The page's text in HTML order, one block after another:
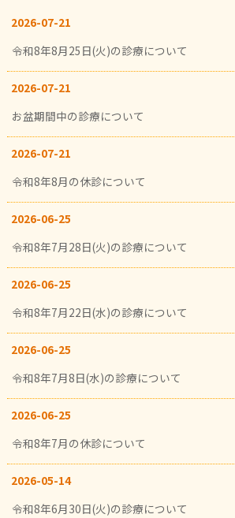
2026-07-21
令和8年8月25日(火)の診療について
2026-07-21
お盆期間中の診療について
2026-07-21
令和8年8月の休診について
2026-06-25
令和8年7月28日(火)の診療について
2026-06-25
令和8年7月22日(水)の診療について
2026-06-25
令和8年7月8日(水)の診療について
2026-06-25
令和8年7月の休診について
2026-05-14
令和8年6月30日(火)の診療について